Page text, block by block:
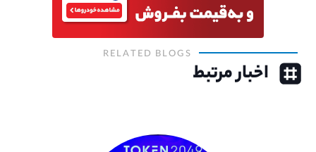
RELATED BLOGS
اخبار مرتبط